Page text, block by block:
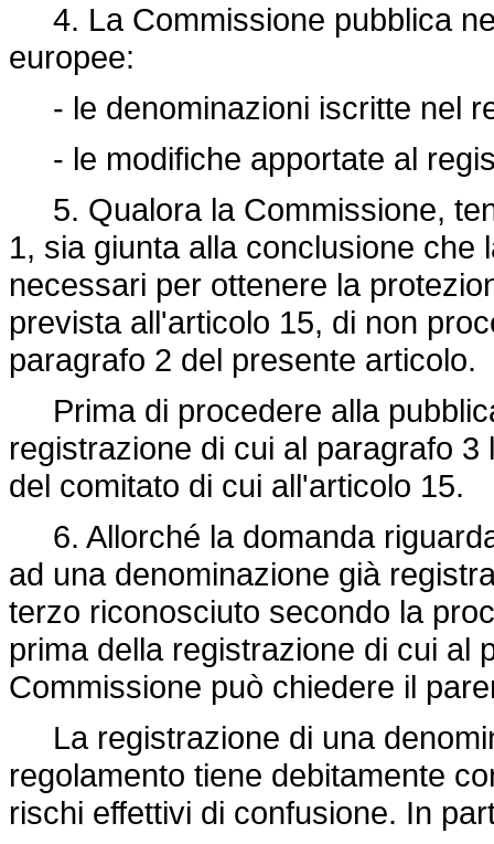
4. La Commissione pubblica
europee:
- le denominazioni iscritte nel
- le modifiche apportate al
5. Qualora la Commissione,
1, sia giunta alla conclusione che
necessari per ottenere la
prevista all'articolo 15, di non
paragrafo 2 del presente articolo.
Prima di procedere alla
registrazione di cui al paragrafo
del comitato di cui all'articolo 15.
6. Allorché la domanda
ad una denominazione già
terzo riconosciuto secondo la
prima della registrazione di cui al
Commissione può chiedere il
La registrazione di una
regolamento tiene debitamente
rischi effettivi di confusione. In